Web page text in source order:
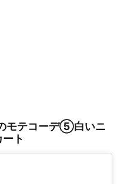
モテコーデ⑤白いニ
ト